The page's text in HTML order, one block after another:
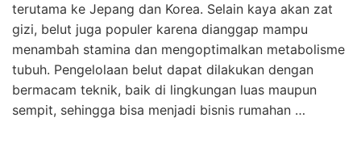
terutama ke Jepang dan Korea. Selain kaya akan zat
gizi, belut juga populer karena dianggap mampu
menambah stamina dan mengoptimalkan metabolisme
tubuh. Pengelolaan belut dapat dilakukan dengan
bermacam teknik, baik di lingkungan luas maupun
sempit, sehingga bisa menjadi bisnis rumahan …